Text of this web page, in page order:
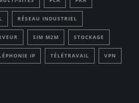
RÉSEAU INDUSTRIEL
SIM M2M STOCKAGE
IP TÉLÉTRAVAIL VPN